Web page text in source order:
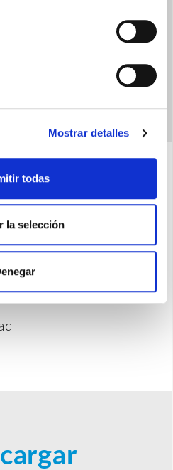
Mostrar detalles
todas
la selección
el goteo vertical